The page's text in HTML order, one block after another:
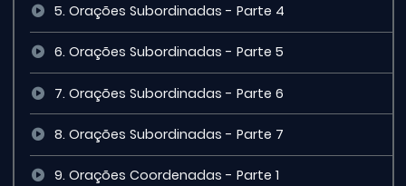
5. Orações Subordinadas - Parte 4
6. Orações Subordinadas - Parte 5
7. Orações Subordinadas - Parte 6
8. Orações Subordinadas - Parte 7
9. Orações Coordenadas - Parte 1